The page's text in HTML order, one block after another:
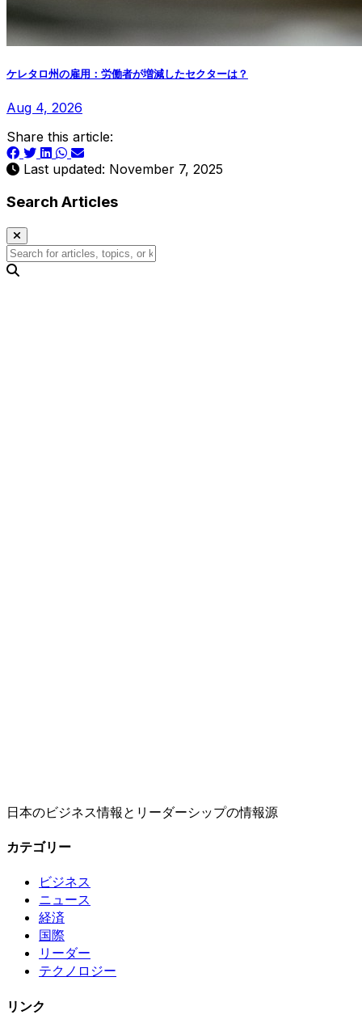
ケレタロ州の雇用：労働者が増減したセクターは？
Aug 4, 2026
Share this article:
Last updated: November 7, 2025
Search Articles
日本のビジネス情報とリーダーシップの情報源
カテゴリー
ビジネス
ニュース
経済
国際
リーダー
テクノロジー
リンク